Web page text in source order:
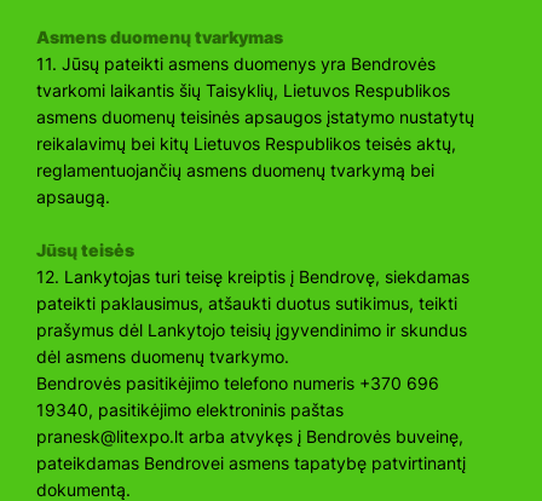
Asmens duomenų tvarkymas
11. Jūsų pateikti asmens duomenys yra Bendrovės
tvarkomi laikantis šių Taisyklių, Lietuvos Respublikos
asmens duomenų teisinės apsaugos įstatymo nustatytų
reikalavimų bei kitų Lietuvos Respublikos teisės aktų,
reglamentuojančių asmens duomenų tvarkymą bei
apsaugą.
Jūsų teisės
12. Lankytojas turi teisę kreiptis į Bendrovę, siekdamas
pateikti paklausimus, atšaukti duotus sutikimus, teikti
prašymus dėl Lankytojo teisių įgyvendinimo ir skundus
dėl asmens duomenų tvarkymo.
Bendrovės pasitikėjimo telefono numeris +370 696
19340, pasitikėjimo elektroninis paštas
pranesk@litexpo.lt arba atvykęs į Bendrovės buveinę,
pateikdamas Bendrovei asmens tapatybę patvirtinantį
dokumentą.